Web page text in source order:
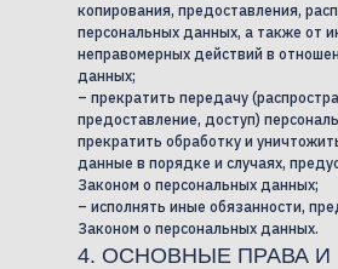
копирования, предоставления,
персональных данных, а также от
неправомерных действий в
данных;
– прекратить передачу
предоставление, доступ)
прекратить обработку и
данные в порядке и случаях,
Законом о персональных данных;
– исполнять иные обязанности,
Законом о персональных данных.
4. ОСНОВНЫЕ ПРАВА И